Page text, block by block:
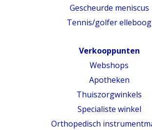
Gescheurde meniscus
Tennis/golfer elleboog
Verkooppunten
Webshops
Apotheken
Thuiszorgwinkels
Specialiste winkel
Orthopedisch